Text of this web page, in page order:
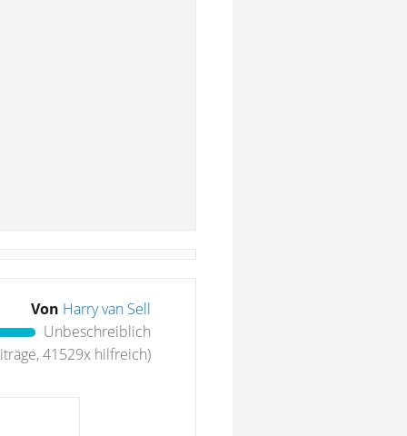
Von Harry van Sell
Unbeschreiblich
41529x hilfreich)